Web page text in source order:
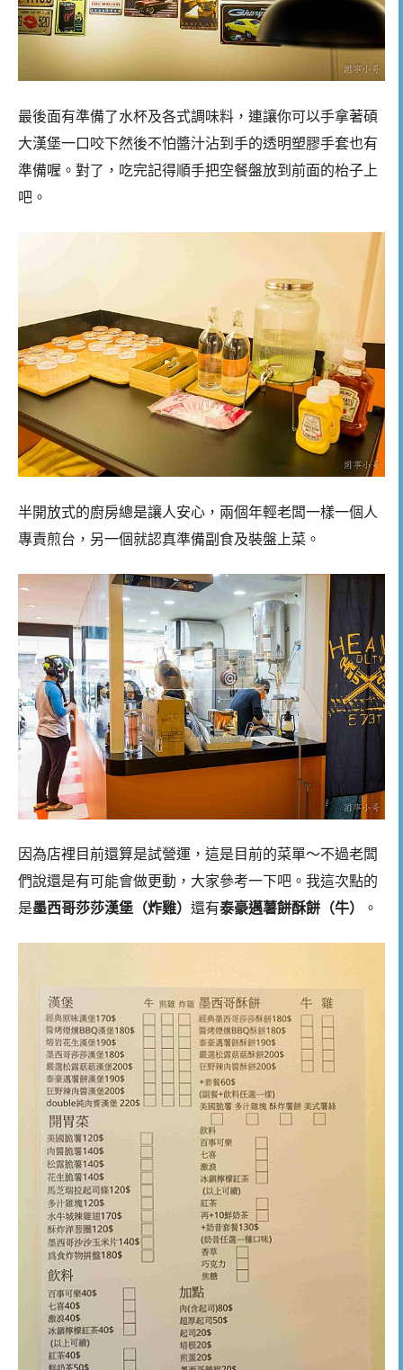
最後面有準備了水杯及各式調味料，連讓你可以手拿著碩
大漢堡一口咬下然後不怕醬汁沾到手的透明塑膠手套也有
準備喔。對了，吃完記得順手把空餐盤放到前面的枱子上
吧。
半開放式的廚房總是讓人安心，兩個年輕老闆一樣一個人
專責煎台，另一個就認真準備副食及裝盤上菜。
因為店裡目前還算是試營運，這是目前的菜單～不過老闆
們說還是有可能會做更動，大家參考一下吧。我這次點的
是墨西哥莎莎漢堡（炸雞） 還有泰豪邁薯餅酥餅（牛） 。